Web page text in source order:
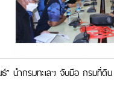
” นำกรมทะเลฯ จับมือ กรมที่ดิน